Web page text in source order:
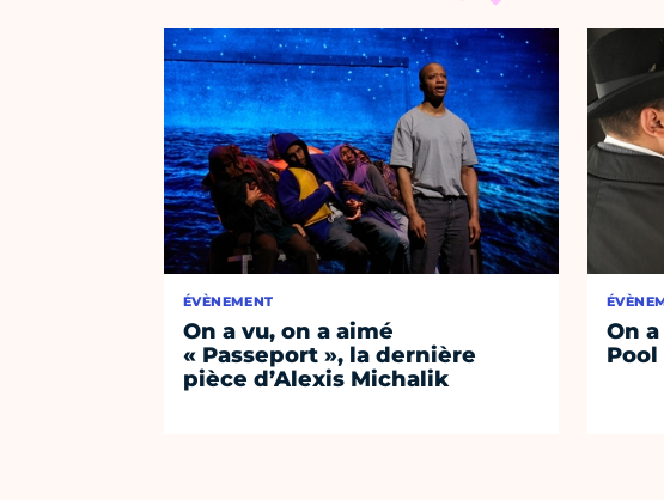
ÉVÈNEMENT
On a vu, on a aimé
« Passeport », la dernière
pièce d’Alexis Michalik
On
Pool